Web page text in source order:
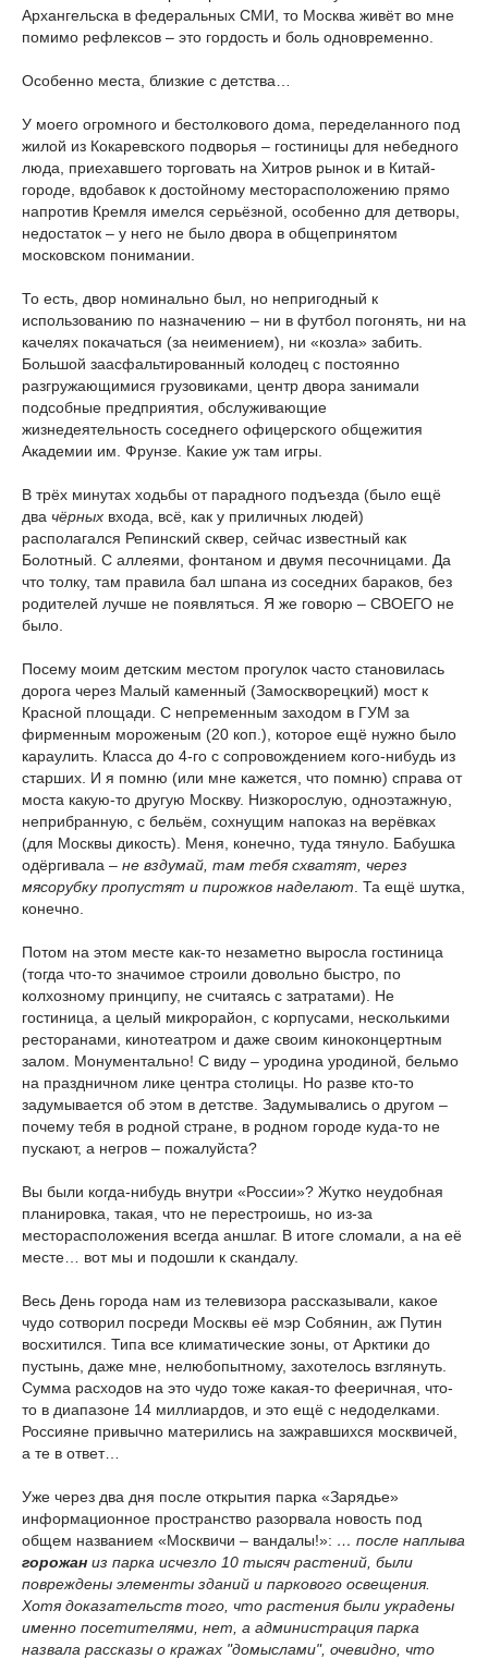
Архангельска в федеральных СМИ, то Москва живёт во мне
помимо рефлексов – это гордость и боль одновременно.
Особенно места, близкие с детства…
У моего огромного и бестолкового дома, переделанного под
жилой из Кокаревского подворья – гостиницы для небедного
люда, приехавшего торговать на Хитров рынок и в Китай-
городе, вдобавок к достойному месторасположению прямо
напротив Кремля имелся серьёзной, особенно для детворы,
недостаток – у него не было двора в общепринятом
московском понимании.
То есть, двор номинально был, но непригодный к
использованию по назначению – ни в футбол погонять, ни на
качелях покачаться (за неимением), ни «козла» забить.
Большой заасфальтированный колодец с постоянно
разгружающимися грузовиками, центр двора занимали
подсобные предприятия, обслуживающие
жизнедеятельность соседнего офицерского общежития
Академии им. Фрунзе. Какие уж там игры.
В трёх минутах ходьбы от парадного подъезда (было ещё
два чёрных входа, всё, как у приличных людей)
располагался Репинский сквер, сейчас известный как
Болотный. С аллеями, фонтаном и двумя песочницами. Да
что толку, там правила бал шпана из соседних бараков, без
родителей лучше не появляться. Я же говорю – СВОЕГО не
было.
Посему моим детским местом прогулок часто становилась
дорога через Малый каменный (Замоскворецкий) мост к
Красной площади. С непременным заходом в ГУМ за
фирменным мороженым (20 коп.), которое ещё нужно было
караулить. Класса до 4-го с сопровождением кого-нибудь из
старших. И я помню (или мне кажется, что помню) справа от
моста какую-то другую Москву. Низкорослую, одноэтажную,
неприбранную, с бельём, сохнущим напоказ на верёвках
(для Москвы дикость). Меня, конечно, туда тянуло. Бабушка
одёргивала – не вздумай, там тебя схватят, через
мясорубку пропустят и пирожков наделают . Та ещё шутка,
конечно.
Потом на этом месте как-то незаметно выросла гостиница
(тогда что-то значимое строили довольно быстро, по
колхозному принципу, не считаясь с затратами). Не
гостиница, а целый микрорайон, с корпусами, несколькими
ресторанами, кинотеатром и даже своим киноконцертным
залом. Монументально! С виду – уродина уродиной, бельмо
на праздничном лике центра столицы. Но разве кто-то
задумывается об этом в детстве. Задумывались о другом –
почему тебя в родной стране, в родном городе куда-то не
пускают, а негров – пожалуйста?
Вы были когда-нибудь внутри «России»? Жутко неудобная
планировка, такая, что не перестроишь, но из-за
месторасположения всегда аншлаг. В итоге сломали, а на её
месте… вот мы и подошли к скандалу.
Весь День города нам из телевизора рассказывали, какое
чудо сотворил посреди Москвы её мэр Собянин, аж Путин
восхитился. Типа все климатические зоны, от Арктики до
пустынь, даже мне, нелюбопытному, захотелось взглянуть.
Сумма расходов на это чудо тоже какая-то фееричная, что-
то в диапазоне 14 миллиардов, и это ещё с недоделками.
Россияне привычно матерились на зажравшихся москвичей,
а те в ответ…
Уже через два дня после открытия парка «Зарядье»
информационное пространство разорвала новость под
общем названием «Москвичи – вандалы!»: … после наплыва
горожан из парка исчезло 10 тысяч растений, были
повреждены элементы зданий и паркового освещения.
Хотя доказательств того, что растения были украдены
именно посетителями, нет, а администрация парка
назвала рассказы о кражах "домыслами", очевидно, что